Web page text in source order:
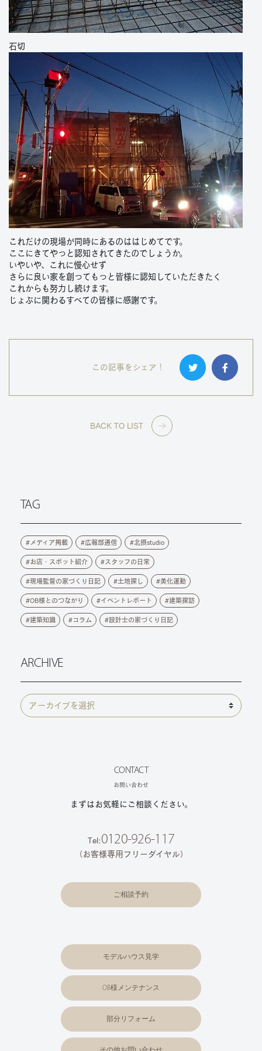
石切
これだけの現場が同時にあるのははじめてです。
ここにきてやっと認知されてきたのでしょうか。
いやいや、これに慢心せず
さらに良い家を創ってもっと皆様に認知していただきたく
これからも努力し続けます。
じょぶに関わるすべての皆様に感謝です。
この記事をシェア！
BACK TO LIST
TAG
メディア掲載 広報部通信 北摂studio
お店・スポット紹介 スタッフの日常
現場監督の家づくり日記 土地探し 美化運動
OB様とのつながり イベントレポート 建築探訪
建築知識 コラム 設計士の家づくり日記
ARCHIVE
CONTACT
お問い合わせ
まずはお気軽にご相談ください。
Tel:0120-926-117
（お客様専用フリーダイヤル）
ご相談予約
モデルハウス見学
OB様メンテナンス
部分リフォーム